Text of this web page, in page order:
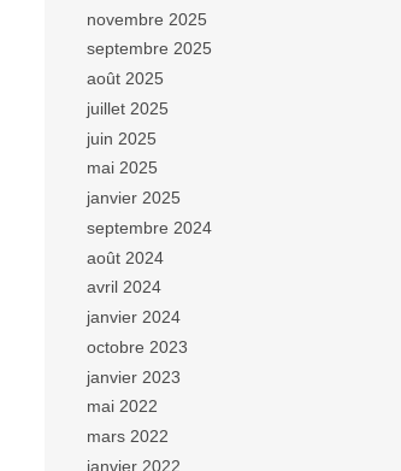
novembre 2025
septembre 2025
août 2025
juillet 2025
juin 2025
mai 2025
janvier 2025
septembre 2024
août 2024
avril 2024
janvier 2024
octobre 2023
janvier 2023
mai 2022
mars 2022
janvier 2022